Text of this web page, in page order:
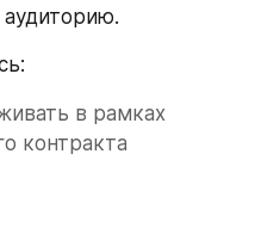
в рамках